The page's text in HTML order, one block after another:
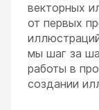
векторных
от первых
мы шаг за
работы в
создании